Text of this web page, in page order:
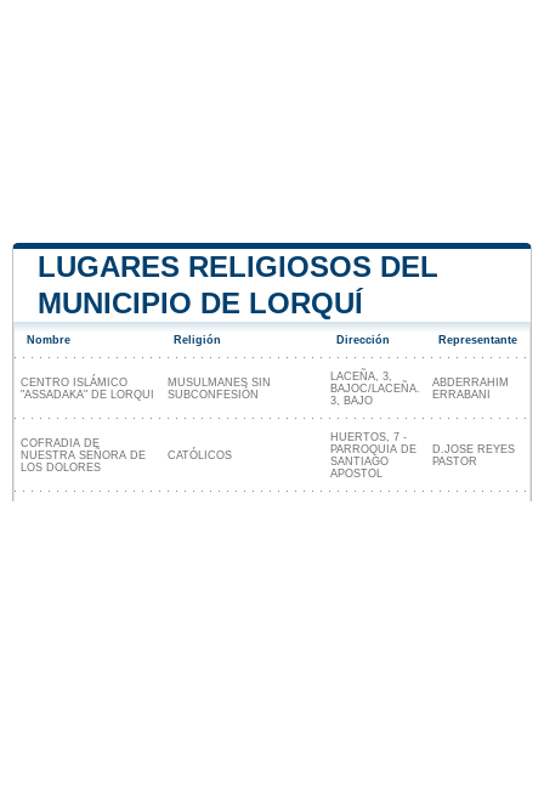
LUGARES RELIGIOSOS DEL
MUNICIPIO DE LORQUÍ
Nombre Religión Dirección Representante
CENTRO ISLÁMICO
"ASSADAKA" DE LORQUI
MUSULMANES SIN
SUBCONFESIÓN
LACEÑA, 3,
BAJOC/LACEÑA.
3, BAJO
ABDERRAHIM
ERRABANI
COFRADIA DE
NUESTRA SEÑORA DE
LOS DOLORES
CATÓLICOS
HUERTOS, 7 -
PARROQUIA DE
SANTIAGO
APOSTOL
D.JOSE REYES
PASTOR